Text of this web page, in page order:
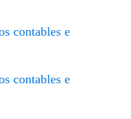
contables e
contables e